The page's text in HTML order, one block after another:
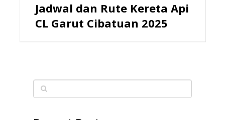
Jadwal dan Rute Kereta Api
CL Garut Cibatuan 2025